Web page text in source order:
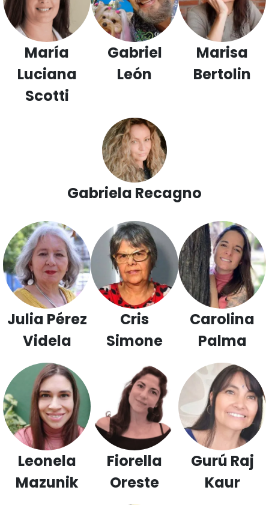
María
Luciana
Scotti
Gabriel
León
Marisa
Bertolin
Gabriela Recagno
Julia Pérez
Videla
Cris
Simone
Carolina
Palma
Leonela
Mazunik
Fiorella
Oreste
Gurú Raj
Kaur